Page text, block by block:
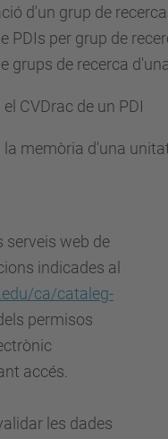
d'un grup de recerca
PDIs per grup de
grups de recerca
CVDrac de un PDI
la memòria d'una
serveis web de
indicades al
ca/cataleg-
permisos
accés.
les dades